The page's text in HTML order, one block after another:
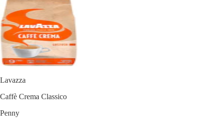
Lavazza
Caffè Crema Classico
Penny